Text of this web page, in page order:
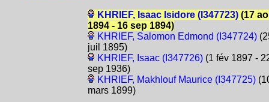
KHRIEF, Isaac Isidore (I347723)(17
1894 - 16 sep 1894)
KHRIEF, Salomon Edmond (I347724)
juil 1895)
KHRIEF, Isaac (I347726)(1 fév 1897 -
sep 1936)
KHRIEF, Makhlouf Maurice (I347725)
mars 1899)